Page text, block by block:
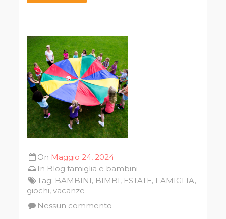
On Maggio 24, 2024
In Blog famiglia e bambini
Tag: BAMBINI, BIMBI, ESTATE, FAMIGLIA,
giochi,vacanze
Nessun commento